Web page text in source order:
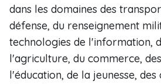
dans les domaines des
défense, du renseignement
technologies de l'information,
l'agriculture, du commerce,
l'éducation, de la jeunesse,